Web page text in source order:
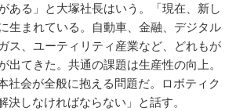
ある」と大塚社長はいう。「現在、新し
生まれている。自動車、金融、デジタル
ス、ユーティリティ産業など、どれもが
出てきた。共通の課題は生産性の向上。
社会が全般に抱える問題だ。ロボティク
決しなければならない」と話す。